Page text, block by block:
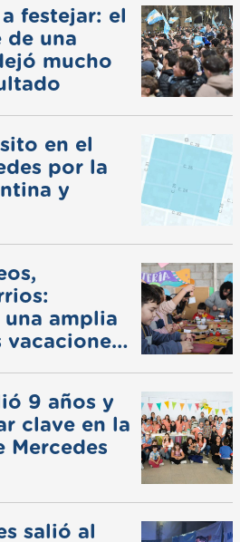
festejar: el
una
mucho
en el
por la
y
una amplia
vacaciones
9 años y
clave en la
Mercedes
salió al